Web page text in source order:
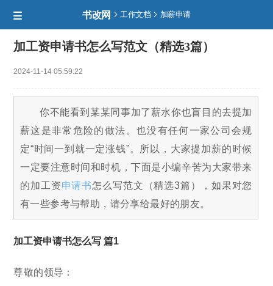
书改网 工作文档  加薪申请

加工资申请书怎么写范文（精选3篇）
2024-11-14 05:59:22
你不能看到某某同事加了薪水你也盲目的去提加
薪这是非常危险的做法。也没有任何一家公司会规
定“时间一到就一定涨钱”。所以，大家提加薪的时候
一定要注意时间和时机，下面是小编辛苦为大家带来
的加工资申请书怎么写范文（精选3篇），如果对您
有一些参考与帮助，请分享给最好的朋友。
加工资申请书怎么写 篇1
尊敬的领导：